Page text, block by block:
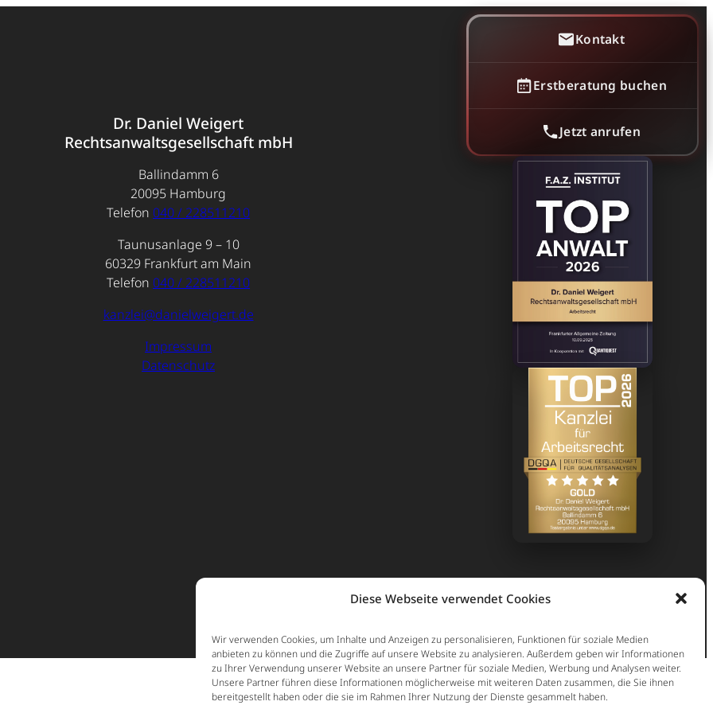
Diese Webseite verwendet Cookies
Wir verwenden Cookies, um Inhalte und Anzeigen zu personalisieren, Funktionen für soziale Medien
anbieten zu können und die Zugriffe auf unsere Website zu analysieren. Außerdem geben wir Informationen
zu Ihrer Verwendung unserer Website an unsere Partner für soziale Medien, Werbung und Analysen weiter.
Unsere Partner führen diese Informationen möglicherweise mit weiteren Daten zusammen, die Sie ihnen
bereitgestellt haben oder die sie im Rahmen Ihrer Nutzung der Dienste gesammelt haben.
Dr. Daniel Weigert
Rechtsanwaltsgesellschaft mbH
Ballindamm 6
20095 Hamburg
Telefon 040 / 228511210
Taunusanlage 9 – 10
60329 Frankfurt am Main
Telefon 040 / 228511210
kanzlei@danielweigert.de
Impressum
Datenschutz
Kontakt
Erstberatung buchen
Jetzt anrufen